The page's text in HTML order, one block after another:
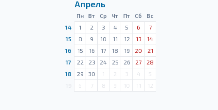
Апрель
Пн Вт Ср Чт Пт Сб
Вс
14
1 2 3 4 5 6
7
15
8 9 10 11 12 13
14
16
15 16 17 18 19 20
21
17
22 23 24 25 26 27
28
18
29 30 1 2 3 4
5
6 7 8 9 10 11 12